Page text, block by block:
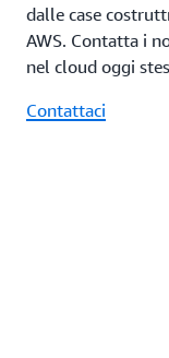
dalle case
AWS. Contatta i
nel cloud oggi
Contattaci